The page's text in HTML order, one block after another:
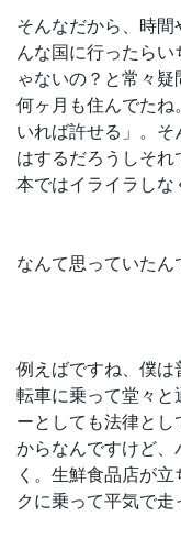
そんなだから、時
んな国に行ったら
ゃないの？と常々
何ヶ月も住んでたね
いれば許せる」。
はするだろうしそ
本ではイライラし
なんて思っていたん
例えばですね、僕は
転車に乗って堂々
ーとしても法律と
からなんですけど
く。生鮮食品店が
クに乗って平気で走